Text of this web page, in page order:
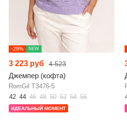
-29% NEW
3 223 руб 4 523
Джемпер (кофта)
RomGil ТЗ476-5
42 44 46 48 50 52 54 56
ИДЕАЛЬНЫЙ МОМЕНТ